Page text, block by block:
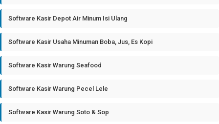
Software Kasir Depot Air Minum Isi Ulang
Software Kasir Usaha Minuman Boba, Jus, Es Kopi
Software Kasir Warung Seafood
Software Kasir Warung Pecel Lele
Software Kasir Warung Soto & Sop